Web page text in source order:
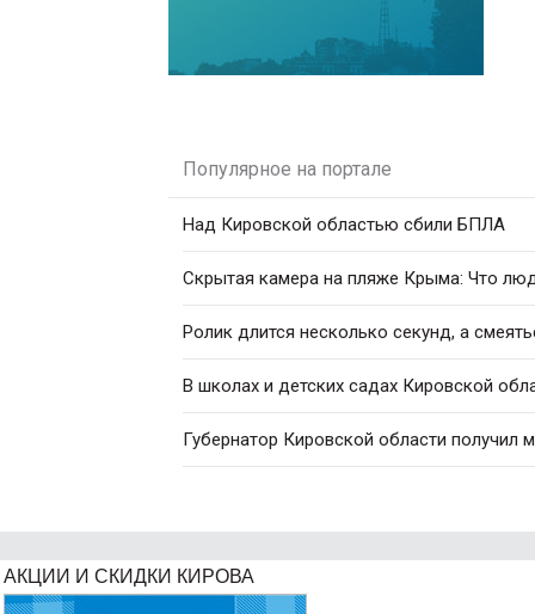
Популярное на портале
Над Кировской областью сбили БПЛА
Скрытая камера на пляже Крыма: Что
Ролик длится несколько секунд, а
В школах и детских садах Кировской
Губернатор Кировской области
АКЦИИ И СКИДКИ КИРОВА